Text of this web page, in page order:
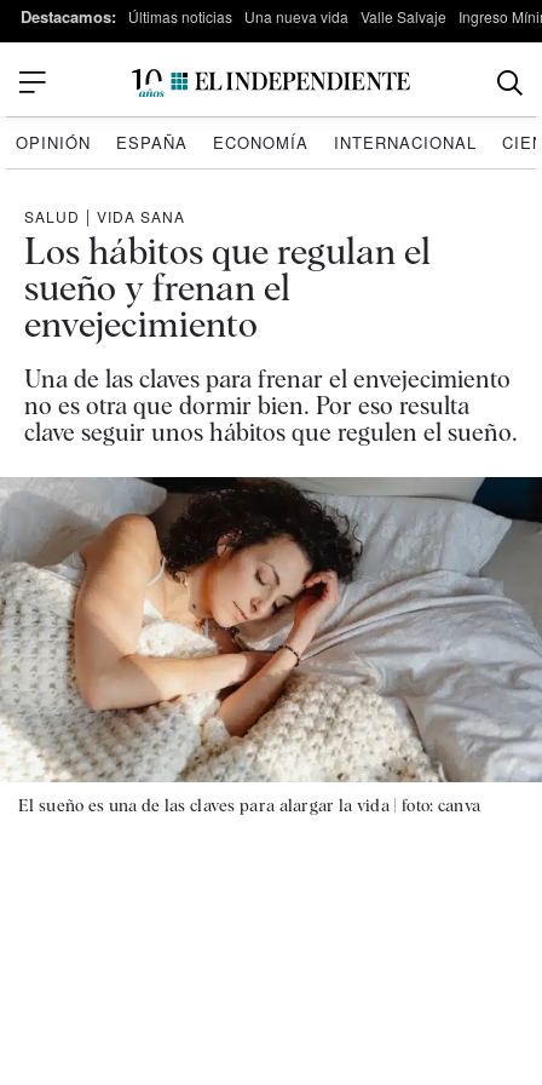
Destacamos: Últimas noticias Una nueva vida Valle Salvaje Ingreso
OPINIÓN ESPAÑA ECONOMÍA INTERNACIONAL
SALUD | VIDA SANA
Los hábitos que regulan el
sueño y frenan el
envejecimiento
Una de las claves para frenar el envejecimiento
no es otra que dormir bien. Por eso resulta
clave seguir unos hábitos que regulen el sueño.
El sueño es una de las claves para alargar la vida | foto: canva